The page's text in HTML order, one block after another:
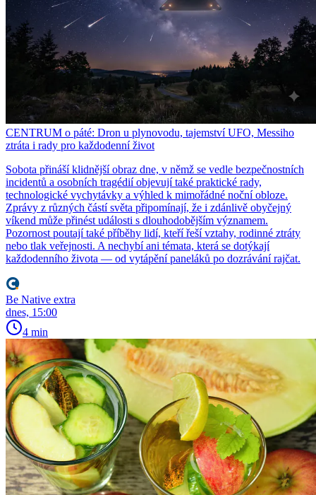
CENTRUM o páté: Dron u plynovodu, tajemství UFO, Messiho
ztráta i rady pro každodenní život
Sobota přináší klidnější obraz dne, v němž se vedle bezpečnostních
incidentů a osobních tragédií objevují také praktické rady,
technologické vychytávky a výhled k mimořádné noční obloze.
Zprávy z různých částí světa připomínají, že i zdánlivě obyčejný
víkend může přinést události s dlouhodobějším významem.
Pozornost poutají také příběhy lidí, kteří řeší vztahy, rodinné ztráty
nebo tlak veřejnosti. A nechybí ani témata, která se dotýkají
každodenního života — od vytápění paneláků po dozrávání rajčat.
Be Native extra
dnes, 15:00
4 min